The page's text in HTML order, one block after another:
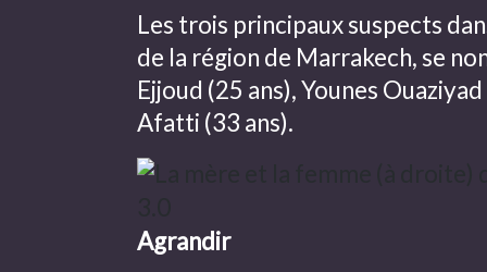
Les trois principaux suspects
de la région de Marrakech, se
Ejjoud (25 ans), Younes
Afatti (33 ans).
Agrandir